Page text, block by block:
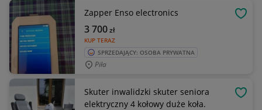
Zapper Enso electronics
KUP TERAZ
3 700zł
SPRZEDAJĄCY: OSOBA PRYWATNA
Piła
Skuter inwalidzki skuter seniora
elektryczny 4 kołowy duże koła.